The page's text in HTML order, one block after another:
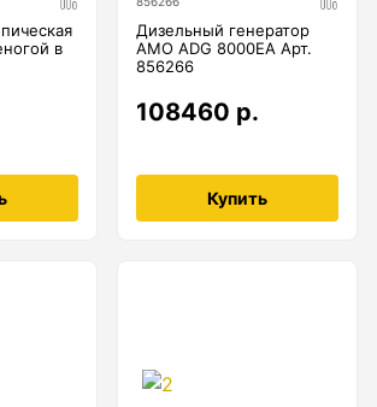
в
Дизельный генератор
AMO ADG 8000EA Арт.
856266
108460 р.
Купить
техника для диагностики